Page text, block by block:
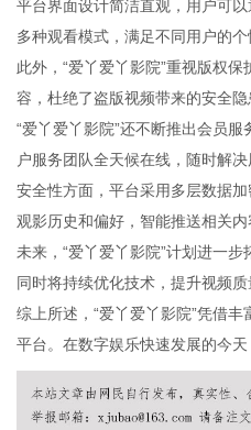
平台界面设计简洁直观，用户可
多种观看模式，满足不同用户的
此外，“爱丫爱丫影院”重视版权
容，杜绝了盗版视频带来的安全隐
“爱丫爱丫影院”还不断推出会员
户服务团队全天候在线，随时解
安全性方面，平台采用多层数据
观影历史和偏好，智能推送相关
未来，“爱丫爱丫影院”计划进一
同时将持续优化技术，提升视频
综上所述，“爱丫爱丫影院”凭借
平台。在数字娱乐快速发展的今